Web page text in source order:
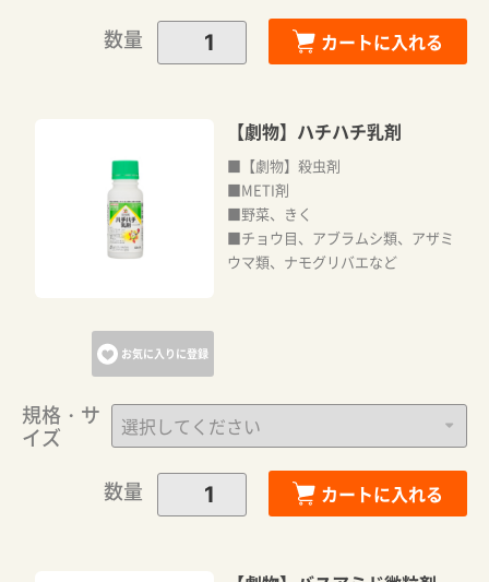
数量
カートに入れる
お気に入りに登録
【劇物】ハチハチ乳剤
■【劇物】殺虫剤
■METI剤
■野菜、きく
■チョウ目、アブラムシ類、アザミ
ウマ類、ナモグリバエなど
規格・サ
イズ
数量
カートに入れる